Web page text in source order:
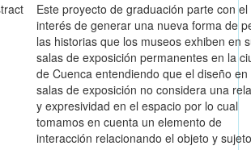
Este proyecto de graduación parte con el
interés de generar una nueva forma de
las historias que los museos exhiben en
salas de exposición permanentes en la
de Cuenca entendiendo que el diseño en
salas de exposición no considera una
y expresividad en el espacio por lo cual
tomamos en cuenta un elemento de
interacción relacionando el objeto y